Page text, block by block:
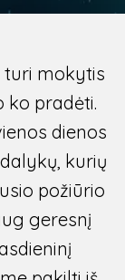
turi mokytis
ko pradėti.
dienos
kurių
požiūrio
geresnį